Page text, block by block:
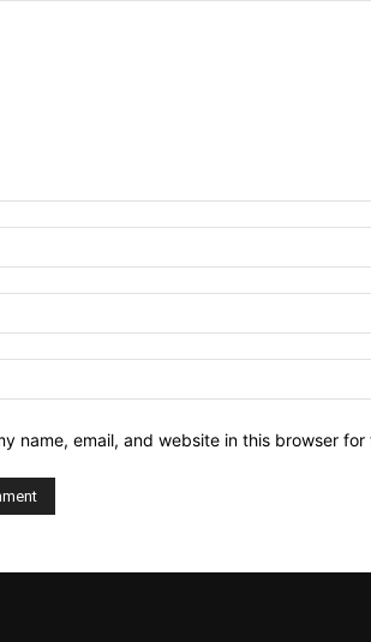
name, email, and website in this browser